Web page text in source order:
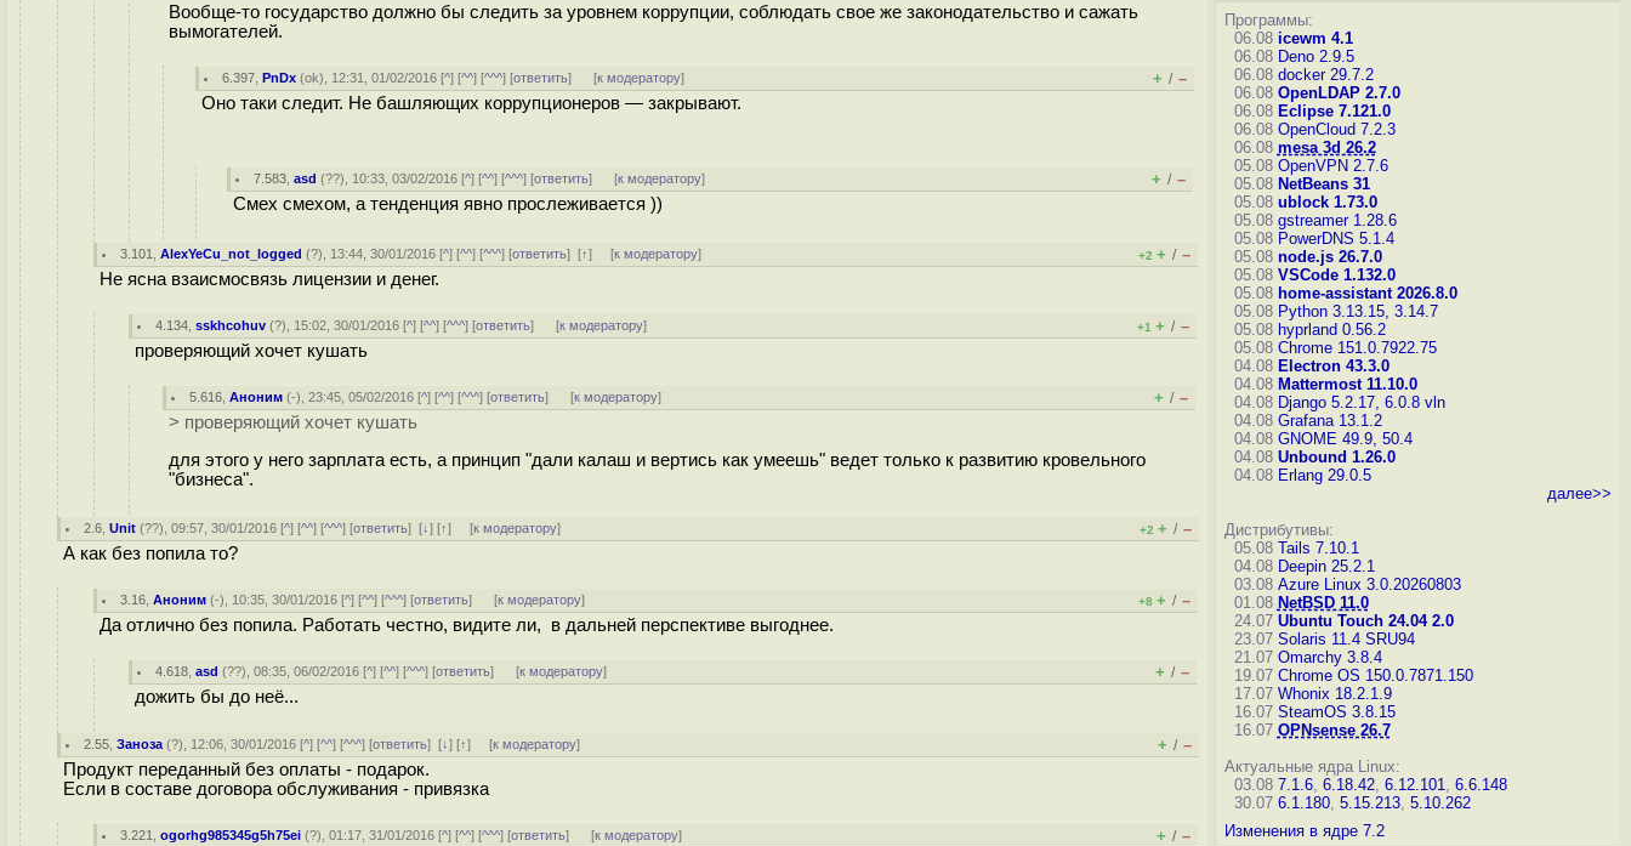
Вообще-то государство должно бы следить за уровнем коррупции, соблюдать свое же законодательство и сажать
вымогателей.
6.397 ,PnDx (ok), 12:31, 01/02/2016 [^] [^^] [^^^] [ответить] [к модератору] + / –
Оно таки следит. Не башляющих коррупционеров — закрывают.
7.583 ,asd (??), 10:33, 03/02/2016 [^] [^^] [^^^] [ответить] [к модератору] + / –
Смех смехом, а тенденция явно прослеживается ))
3.101 ,AlexYeCu_not_logged (?), 13:44, 30/01/2016 [^] [^^] [^^^] [ответить][↑] [к модератору] +2 + / –
Не ясна взаисмосвязь лицензии и денег.
4.134 ,sskhcohuv (?), 15:02, 30/01/2016 [^] [^^] [^^^] [ответить] [к модератору] +1 + / –
проверяющий хочет кушать
5.616 ,Аноним (-), 23:45, 05/02/2016 [^] [^^] [^^^] [ответить] [к модератору] + / –
> проверяющий хочет кушать
для этого у него зарплата есть, а принцип "дали калаш и вертись как умеешь" ведет только к развитию кровельного
"бизнеса".
2.6 ,Unit (??), 09:57, 30/01/2016 [^] [^^] [^^^] [ответить][↓] [↑] [к модератору] +2 + / –
А как без попила то?
3.16 ,Аноним (-), 10:35, 30/01/2016 [^] [^^] [^^^] [ответить] [к модератору] +8 + / –
Да отлично без попила. Работать честно, видите ли, в дальней перспективе выгоднее.
4.618 ,asd (??), 08:35, 06/02/2016 [^] [^^] [^^^] [ответить] [к модератору] + / –
дожить бы до неё...
2.55 ,Заноза (?), 12:06, 30/01/2016 [^] [^^] [^^^] [ответить][↓] [↑] [к модератору] + / –
Продукт переданный без оплаты - подарок.
Если в составе договора обслуживания - привязка
3.221 ,ogorhg985345g5h75ei (?), 01:17, 31/01/2016 [^] [^^] [^^^] [ответить] [к модератору] + / –
Программы:
06.08 icewm 4.1
06.08 Deno 2.9.5
06.08 docker 29.7.2
06.08 OpenLDAP 2.7.0
06.08 Eclipse 7.121.0
06.08 OpenCloud 7.2.3
06.08 mesa 3d 26.2
05.08 OpenVPN 2.7.6
05.08 NetBeans 31
05.08 ublock 1.73.0
05.08 gstreamer 1.28.6
05.08 PowerDNS 5.1.4
05.08 node.js 26.7.0
05.08 VSCode 1.132.0
05.08 home-assistant 2026.8.0
05.08 Python 3.13.15, 3.14.7
05.08 hyprland 0.56.2
05.08 Chrome 151.0.7922.75
04.08 Electron 43.3.0
04.08 Mattermost 11.10.0
04.08 Django 5.2.17, 6.0.8 vln
04.08 Grafana 13.1.2
04.08 GNOME 49.9, 50.4
04.08 Unbound 1.26.0
04.08 Erlang 29.0.5
далее>>
Дистрибутивы:
05.08 Tails 7.10.1
04.08 Deepin 25.2.1
03.08 Azure Linux 3.0.20260803
01.08 NetBSD 11.0
24.07 Ubuntu Touch 24.04 2.0
23.07 Solaris 11.4 SRU94
21.07 Omarchy 3.8.4
19.07 Chrome OS 150.0.7871.150
17.07 Whonix 18.2.1.9
16.07 SteamOS 3.8.15
16.07 OPNsense 26.7
Актуальные ядра Linux:
03.08 7.1.6, 6.18.42, 6.12.101, 6.6.148
30.07 6.1.180, 5.15.213, 5.10.262
Изменения в ядре 7.2